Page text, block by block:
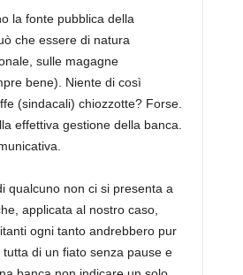
la fonte pubblica della
che essere di natura
sulle magagne
bene). Niente di così
(sindacali) chiozzotte? Forse.
effettiva gestione della banca.
qualcuno non ci si presenta a
applicata al nostro caso,
ogni tanto andrebbero pur
tutta di un fiato senza pause e